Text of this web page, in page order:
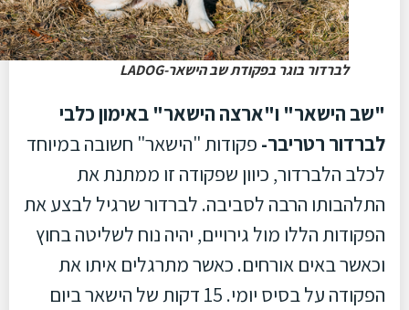
לברדור בוגר בפקודת שב הישאר-LADOG
"שב הישאר" ו"ארצה הישאר" באימון כלבי
לברדור רטריבר-פקודות "הישאר" חשובה במיוחד
לכלב הלברדור, כיוון שפקודה זו ממתנת את
התלהבותו הרבה לסביבה. לברדור שרגיל לבצע את
הפקודות הללו מול גירויים, יהיה נוח לשליטה בחוץ
וכאשר באים אורחים. כאשר מתרגלים איתו את
הפקודה על בסיס יומי. 15 דקות של הישאר ביום